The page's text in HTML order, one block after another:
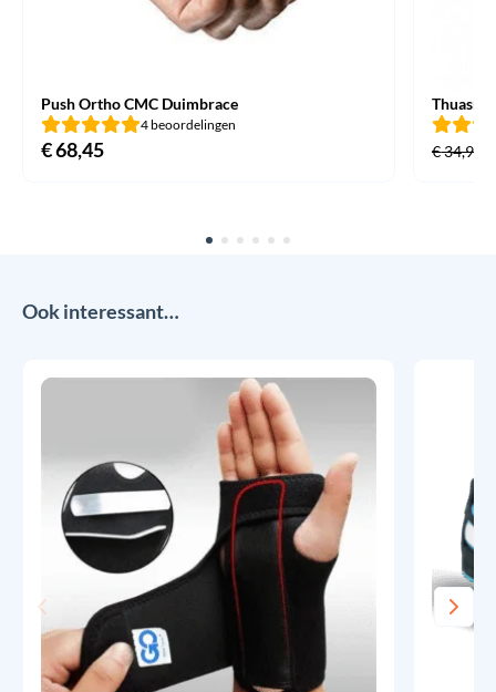
Push Ortho CMC Duimbrace
4 beoordelingen
€68,45
Thuasne
€34,95
Ook interessant…